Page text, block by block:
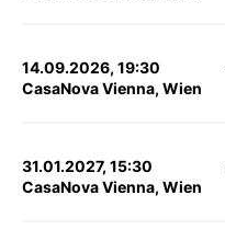
14.09.2026, 19:30
CasaNova Vienna, Wien
31.01.2027, 15:30
CasaNova Vienna, Wien